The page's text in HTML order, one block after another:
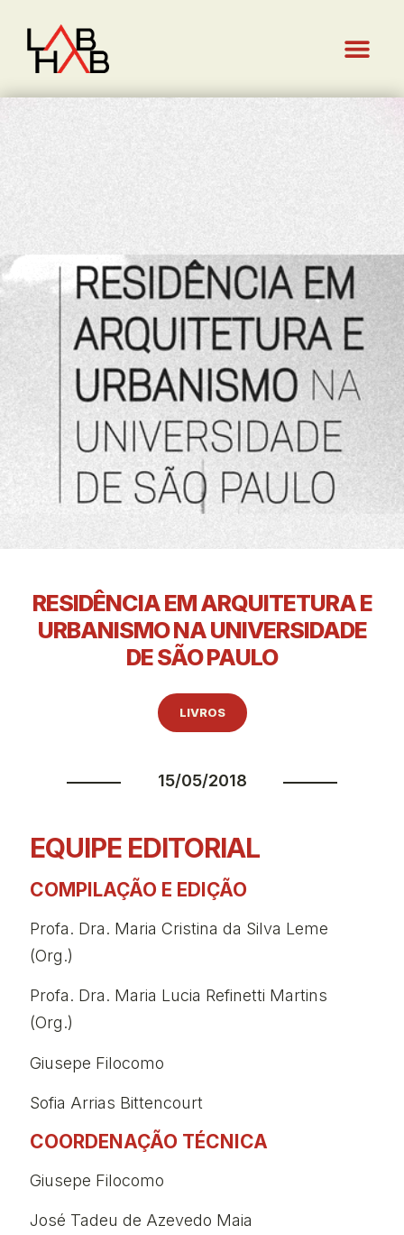
RESIDÊNCIA EM ARQUITETURA E
URBANISMO NA UNIVERSIDADE
DE SÃO PAULO
LIVROS
15/05/2018
EQUIPE EDITORIAL
COMPILAÇÃO E EDIÇÃO
Profa. Dra. Maria Cristina da Silva Leme
(Org.)
Profa. Dra. Maria Lucia Refinetti Martins
(Org.)
Giusepe Filocomo
Sofia Arrias Bittencourt
COORDENAÇÃO TÉCNICA
Giusepe Filocomo
José Tadeu de Azevedo Maia